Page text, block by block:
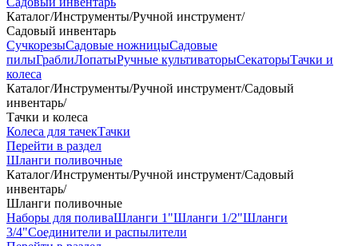
Каталог/Инструменты/Ручной инструмент/
Садовый инвентарь
СучкорезыСадовые ножницыСадовые
пилыГраблиЛопатыРучные культиваторыСекаторыТачки и
колеса
Каталог/Инструменты/Ручной инструмент/Садовый
инвентарь/
Тачки и колеса
Колеса для тачекТачки
Перейти в раздел
Шланги поливочные
Каталог/Инструменты/Ручной инструмент/Садовый
инвентарь/
Шланги поливочные
Наборы для поливаШланги 1"Шланги 1/2"Шланги
3/4"Соединители и распылители